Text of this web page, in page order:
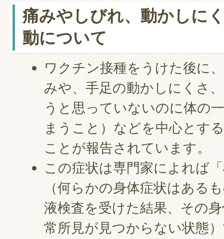
痛みやしびれ、動かしに
動について
ワクチン接種をうけた後に
みや、手足の動かしにくさ
うと思っていないのに体の
まうこと）などを中心とす
ことが報告されています。
この症状は専門家によれば
（何らかの身体症状はある
液検査を受けた結果、その
常所見が見つからない状態